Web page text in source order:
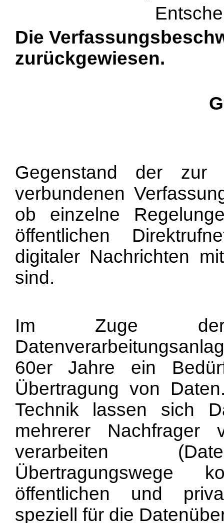
Die
zurückgewiesen.
Gegenstand der zur
verbundenen
ob einzelne
öffentlichen
digitaler Nachrichten
sind.
Im Zuge der
60er Jahre ein
Übertragung von
Technik lassen sich
mehrerer Nachfrager
verarbeiten
Übertragungswege
öffentlichen und
speziell für die